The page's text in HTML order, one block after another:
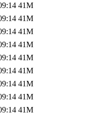
41M
41M
41M
41M
41M
41M
41M
41M
41M